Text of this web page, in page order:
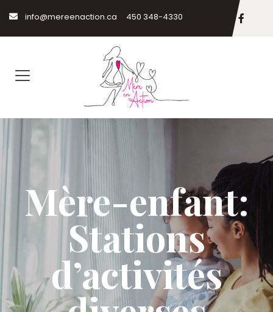
info@mereenaction.ca 450 348-4330
Mère-enfant:
Stations
d’activités